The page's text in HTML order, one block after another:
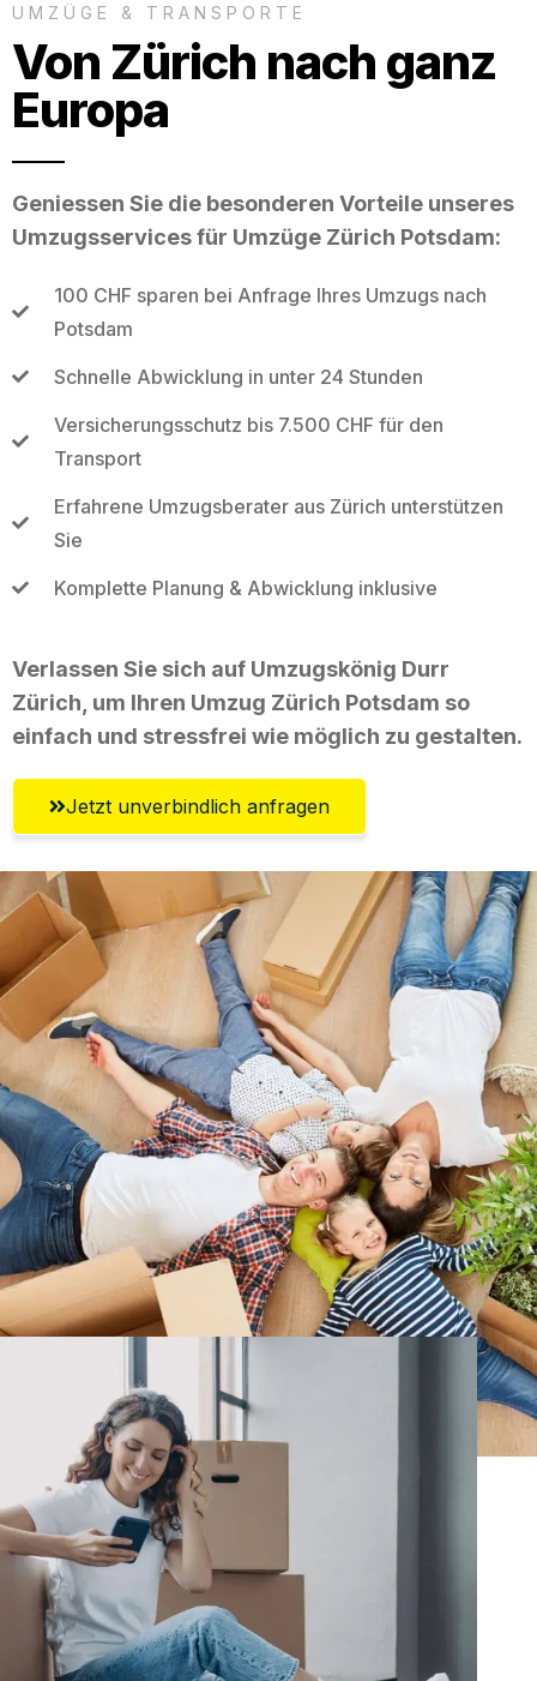
UMZÜGE & TRANSPORTE
Von Zürich nach ganz
Europa
Geniessen Sie die besonderen Vorteile unseres
Umzugsservices für Umzüge Zürich Potsdam:
100 CHF sparen bei Anfrage Ihres Umzugs nach
Potsdam
Schnelle Abwicklung in unter 24 Stunden
Versicherungsschutz bis 7.500 CHF für den
Transport
Erfahrene Umzugsberater aus Zürich unterstützen
Sie
Komplette Planung & Abwicklung inklusive
Verlassen Sie sich auf Umzugskönig Durr
Zürich, um Ihren Umzug Zürich Potsdam so
einfach und stressfrei wie möglich zu gestalten.
Jetzt unverbindlich anfragen